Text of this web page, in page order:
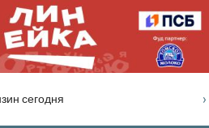
сегодня ›